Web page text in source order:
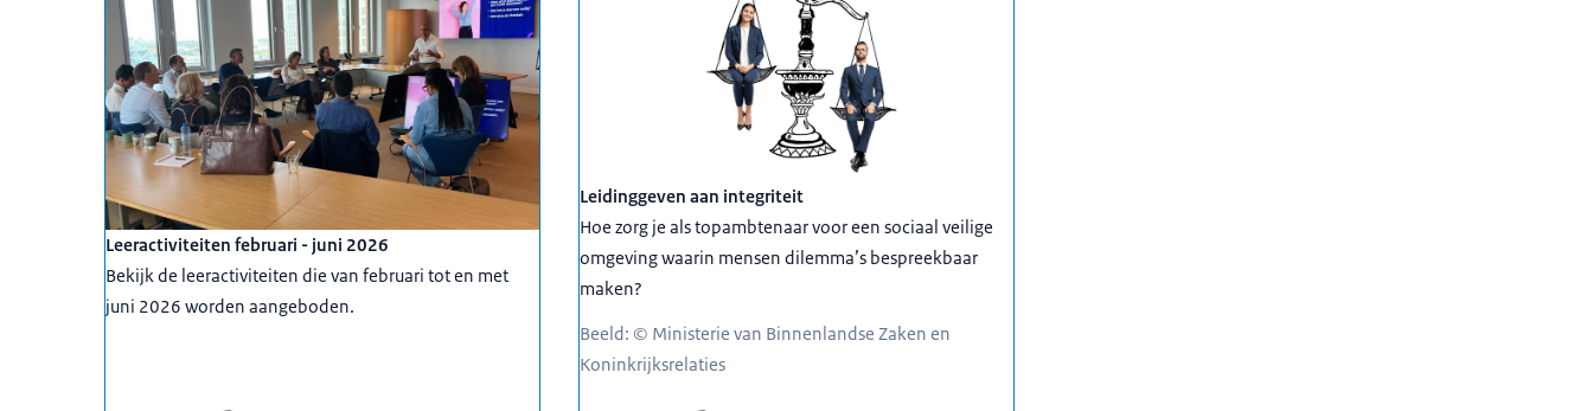
Leeractiviteiten februari - juni 2026
Bekijk de leeractiviteiten die van februari tot en met
juni 2026 worden aangeboden.
Leidinggeven aan integriteit
Hoe zorg je als topambtenaar voor een sociaal veilige
omgeving waarin mensen dilemma’s bespreekbaar
maken?
Beeld: © Ministerie van Binnenlandse Zaken en
Koninkrijksrelaties